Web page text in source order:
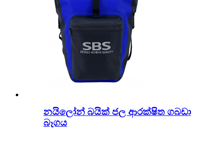
නයිලෝන් බයික් ජල ආරක්ෂිත ගබඩා
බෑගය